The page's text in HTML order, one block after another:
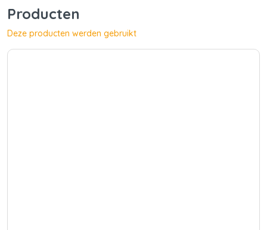
Producten
Deze producten werden gebruikt